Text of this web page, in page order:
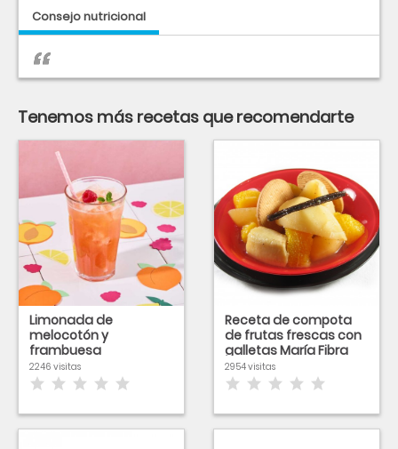
Consejo nutricional
Tenemos más recetas que recomendarte
Limonada de
melocotón y
frambuesa
2246 visitas
Receta de compota
de frutas frescas con
galletas María Fibra
2954 visitas